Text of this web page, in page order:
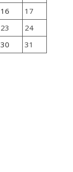
16
17
23
24
30 31